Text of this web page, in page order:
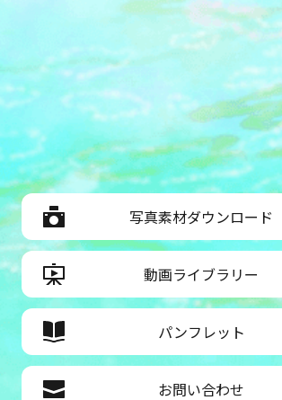
写真素材ダウンロード
動画ライブラリー
パンフレット
お問い合わせ